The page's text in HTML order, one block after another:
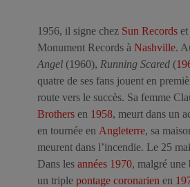
1956, il signe chez Sun Records
Monument Records à Nashville.
Angel (1960), Running Scared (
quatre de ses fans jouent en
route vers le succès. Sa femme
Brothers en 1958, meurt dans un
en tournée en Angleterre, sa
meurent dans l’incendie. Le 25 mai
Dans les années 1970, malgré une
un triple pontage coronarien en